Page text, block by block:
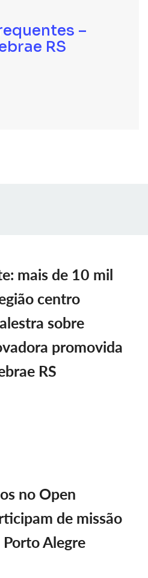
–
RS
mais de 10 mil
centro
sobre
promovida
RS
no Open
de missão
Alegre